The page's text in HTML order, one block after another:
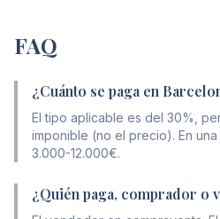
FAQ
¿Cuánto se paga en
El tipo aplicable es del 30%,
imponible (no el precio). En
3.000-12.000€.
¿Quién paga, comprador o